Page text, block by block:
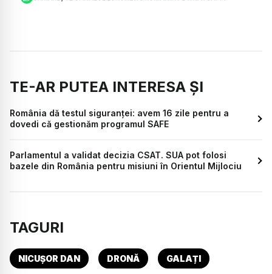
TE-AR PUTEA INTERESA ȘI
România dă testul siguranței: avem 16 zile pentru a
dovedi că gestionăm programul SAFE
Parlamentul a validat decizia CSAT. SUA pot folosi
bazele din România pentru misiuni în Orientul Mijlociu
TAGURI
NICUȘOR DAN DRONĂ GALAȚI